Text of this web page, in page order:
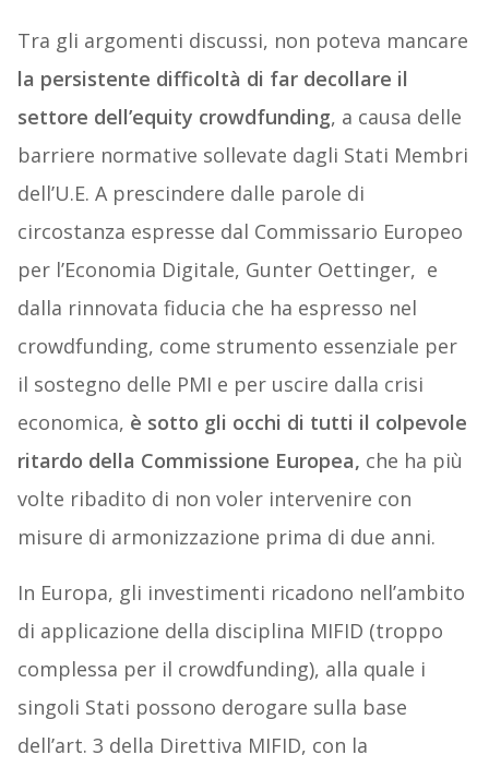
Tra gli argomenti discussi, non poteva mancare
la persistente difficoltà di far decollare il
settore dell’equity crowdfunding, a causa delle
barriere normative sollevate dagli Stati Membri
dell’U.E. A prescindere dalle parole di
circostanza espresse dal Commissario Europeo
per l’Economia Digitale, Gunter Oettinger, e
dalla rinnovata fiducia che ha espresso nel
crowdfunding, come strumento essenziale per
il sostegno delle PMI e per uscire dalla crisi
economica, è sotto gli occhi di tutti il colpevole
ritardo della Commissione Europea, che ha più
volte ribadito di non voler intervenire con
misure di armonizzazione prima di due anni.
In Europa, gli investimenti ricadono nell’ambito
di applicazione della disciplina MIFID (troppo
complessa per il crowdfunding), alla quale i
singoli Stati possono derogare sulla base
dell’art. 3 della Direttiva MIFID, con la